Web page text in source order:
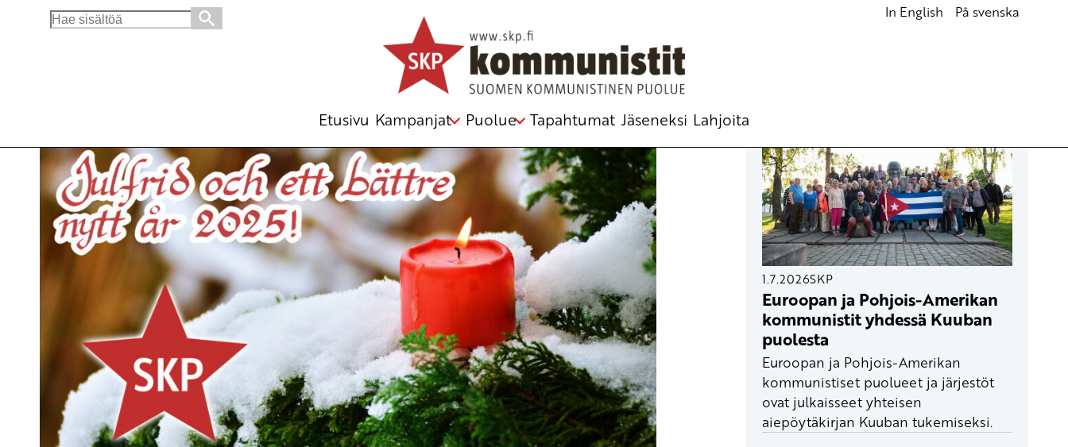
Search
In English På svenska
Etusivu Kampanjat Puolue Tapahtumat Jäseneksi Lahjoita
1.7.2026SKP
Euroopan ja Pohjois-Amerikan
kommunistit yhdessä Kuuban
puolesta
Euroopan ja Pohjois-Amerikan
kommunistiset puolueet ja järjestöt
ovat julkaisseet yhteisen
aiepöytäkirjan Kuuban tukemiseksi.